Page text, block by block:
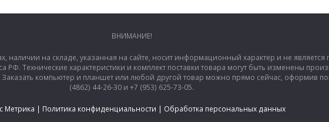
ВНИМАНИЕ!
наличии на складе, указанная на сайте, носит информационный характер и не
Технические характеристики и комплект поставки товара могут быть изменены
компьютер и планшет или любой другой товар можно прямо сейчас, оформив
(4862) 44-26-30 и +7 (953) 625-73-05.
Метрика | Политика конфиденциальности | Обработка персональных данных